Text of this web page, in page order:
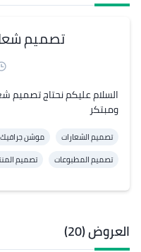
تصميم
ومبتكر
تصميم الشعارات موشن جرافيك
تصميم المطبوعات
تصميم
العروض (20)